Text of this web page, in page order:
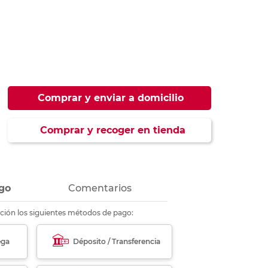
Comprar y enviar a domicilio
Comprar y recoger en tienda
Comentarios
los siguientes métodos de pago:
Déposito / Transferencia